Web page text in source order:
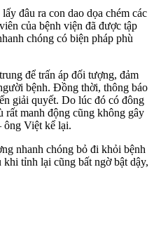
đâu ra con dao dọa chém các
của bệnh viện đã được tập
chóng có biện pháp phù
để trấn áp đối tượng, đảm
bệnh. Đồng thời, thông báo
giải quyết. Do lúc đó có đông
rất manh động cũng không gây
ông Việt kể lại.
nhanh chóng bỏ đi khỏi bệnh
tỉnh lại cũng bất ngờ bật dậy,